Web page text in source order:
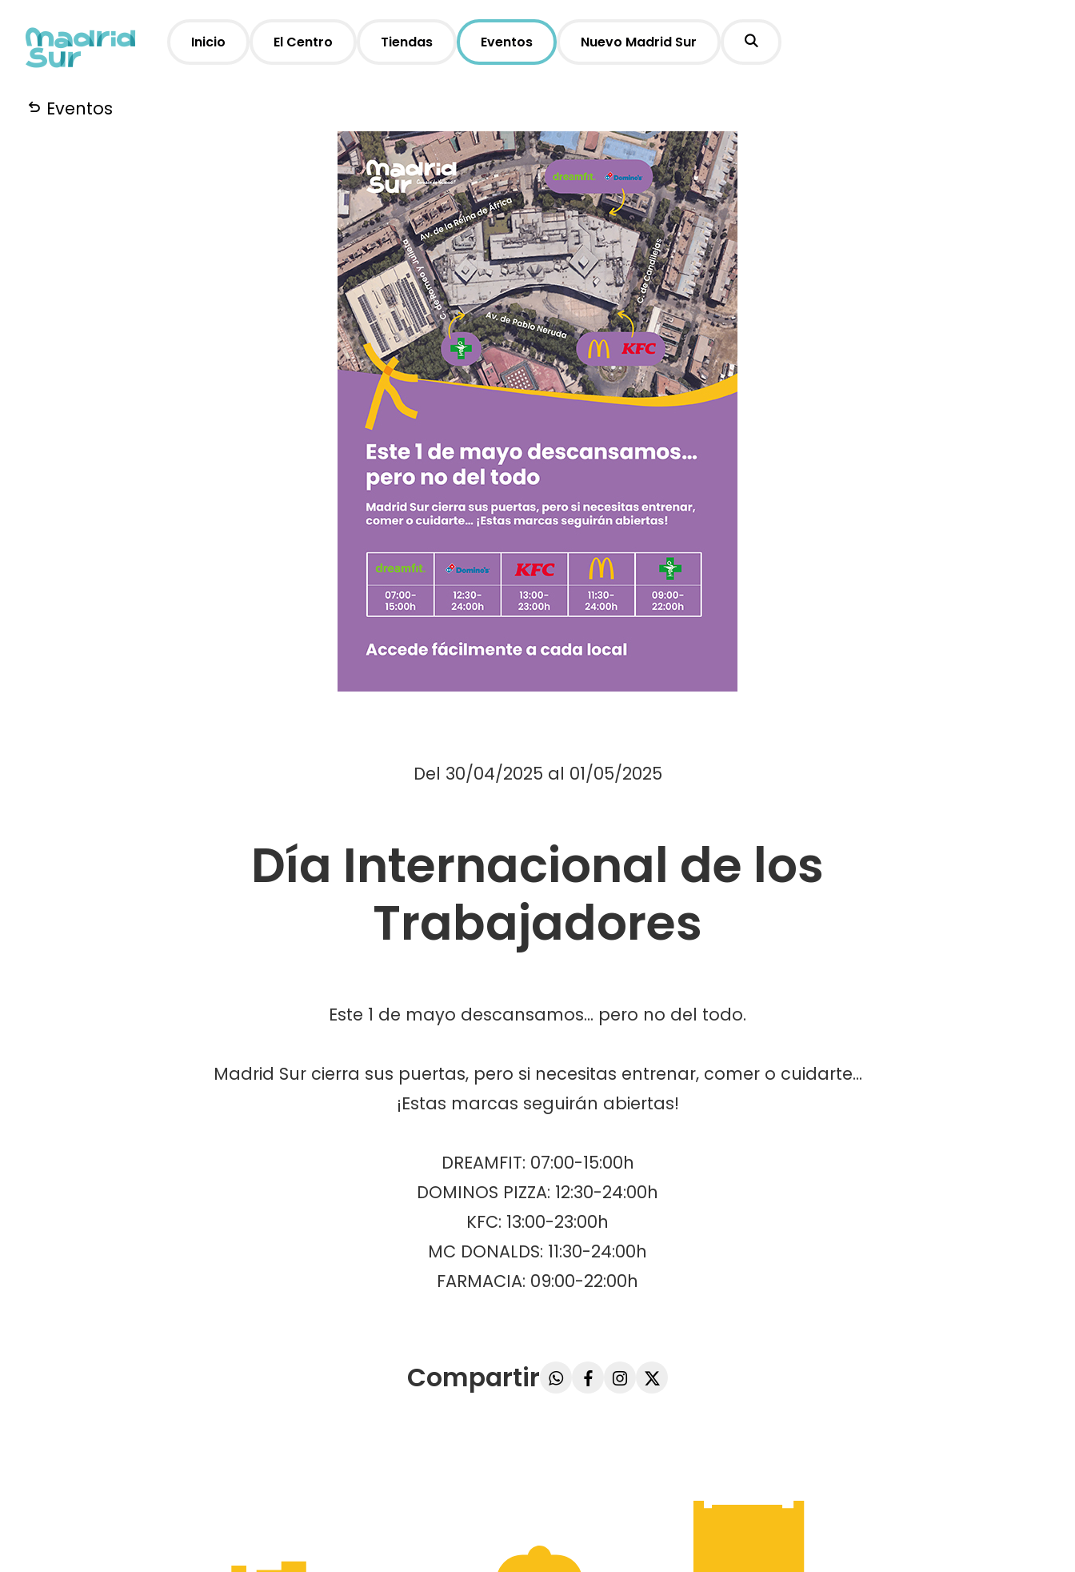
Inicio El Centro Tiendas
Restauración
Ocio
Servicios
Hipermercado
Telefonía
Otros
Eventos Nuevo Madrid Sur
Eventos
Del 30/04/2025 al 01/05/2025
Día Internacional de los
Trabajadores
Este 1 de mayo descansamos... pero no del todo.
Madrid Sur cierra sus puertas, pero si necesitas entrenar, comer o cuidarte...
¡Estas marcas seguirán abiertas!
DREAMFIT: 07:00-15:00h
DOMINOS PIZZA: 12:30-24:00h
KFC: 13:00-23:00h
MC DONALDS: 11:30-24:00h
FARMACIA: 09:00-22:00h
Compartir